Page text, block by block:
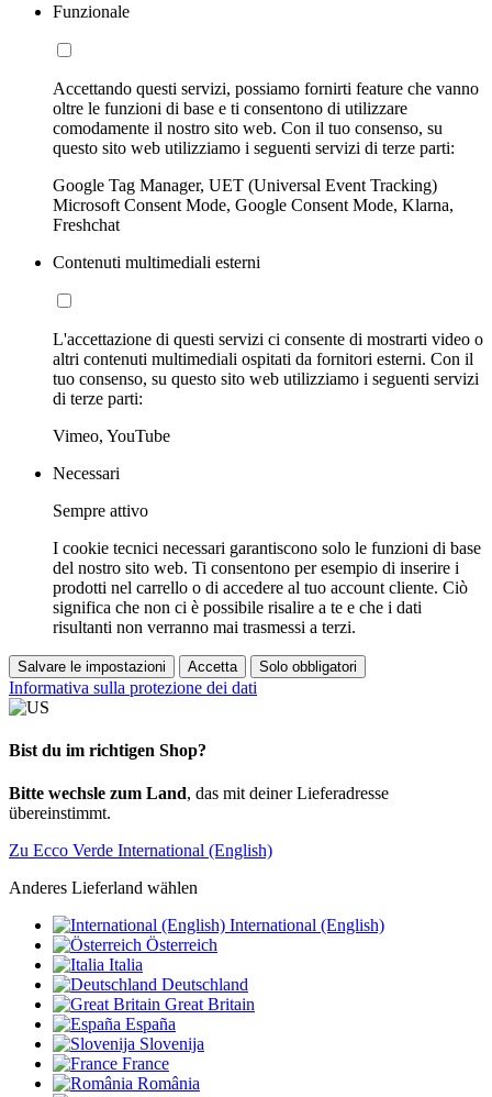
Funzionale
Accettando questi servizi, possiamo fornirti feature che vanno
oltre le funzioni di base e ti consentono di utilizzare
comodamente il nostro sito web. Con il tuo consenso, su
questo sito web utilizziamo i seguenti servizi di terze parti:
Google Tag Manager, UET (Universal Event Tracking)
Microsoft Consent Mode, Google Consent Mode, Klarna,
Freshchat
Contenuti multimediali esterni
L'accettazione di questi servizi ci consente di mostrarti video o
altri contenuti multimediali ospitati da fornitori esterni. Con il
tuo consenso, su questo sito web utilizziamo i seguenti servizi
di terze parti:
Vimeo, YouTube
Necessari
Sempre attivo
I cookie tecnici necessari garantiscono solo le funzioni di base
del nostro sito web. Ti consentono per esempio di inserire i
prodotti nel carrello o di accedere al tuo account cliente. Ciò
significa che non ci è possibile risalire a te e che i dati
risultanti non verranno mai trasmessi a terzi.
Salvare le impostazioni Accetta Solo obbligatori
Informativa sulla protezione dei dati
Bist du im richtigen Shop?
Bitte wechsle zum Land, das mit deiner Lieferadresse
übereinstimmt.
Zu Ecco Verde International (English)
Anderes Lieferland wählen
International (English)
Österreich
Italia
Deutschland
Great Britain
España
Slovenija
France
România